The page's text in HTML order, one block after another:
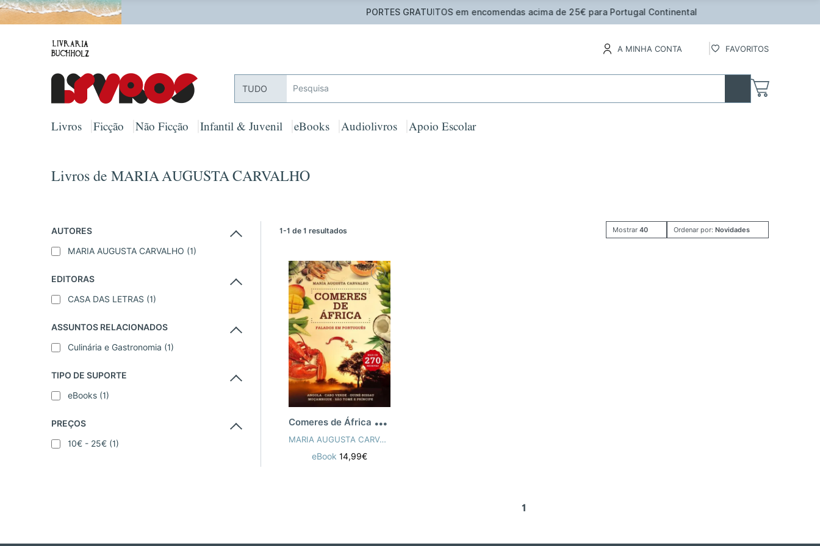
PORTES GRATUITOS em encomendas acima de 25€ para Portugal Continental
A MINHA CONTA FAVORITOS
TUDO
Livros Ficção Não Ficção Infantil & Juvenil eBooks Audiolivros Apoio Escolar
Livros de MARIA AUGUSTA CARVALHO
AUTORES
MARIA AUGUSTA CARVALHO (1)
EDITORAS
CASA DAS LETRAS (1)
ASSUNTOS RELACIONADOS
Culinária e Gastronomia (1)
TIPO DE SUPORTE
eBooks (1)
PREÇOS
10€ - 25€ (1)
1-1 de 1 resultados Mostrar 40 Ordenar por: Novidades
C
omeres de África Falados em Português
MARIA AUGUSTA CARVALHO
eBook14,99€
1